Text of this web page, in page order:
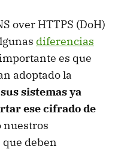
over HTTPS (DoH)
diferencias
es que
adoptado la
sus sistemas ya
ese cifrado de
nuestros
deben